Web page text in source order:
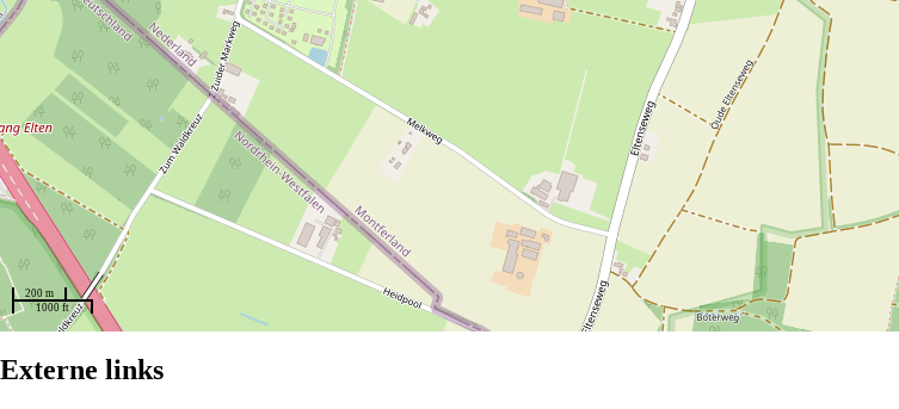
200 m
1000 ft
Externe links